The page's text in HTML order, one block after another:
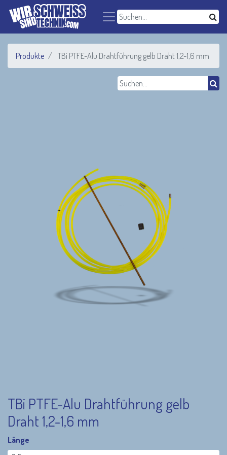
Produkte TBi PTFE-Alu Drahtführung gelb Draht 1,2-1,6 mm
TBi PTFE-Alu Drahtführung gelb
Draht 1,2-1,6 mm
Länge